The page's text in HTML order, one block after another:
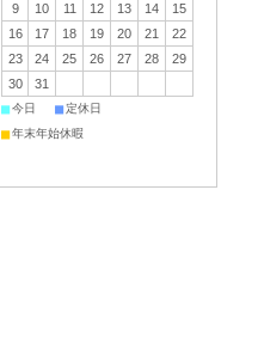
9
10 11 12 13 14
15
16
17 18 19 20 21
22
23
24 25 26 27 28
29
30
31
■今日 ■定休日
■年末年始休暇